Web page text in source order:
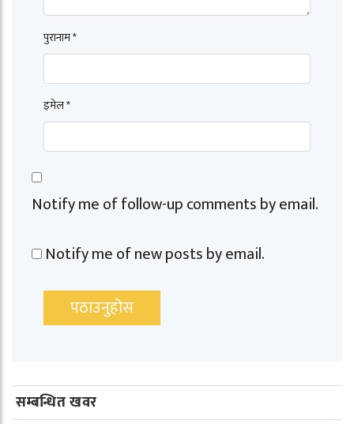
पुरानाम *
इमेल *
Notify me of follow-up comments by email.
Notify me of new posts by email.
सम्बन्धित खवर